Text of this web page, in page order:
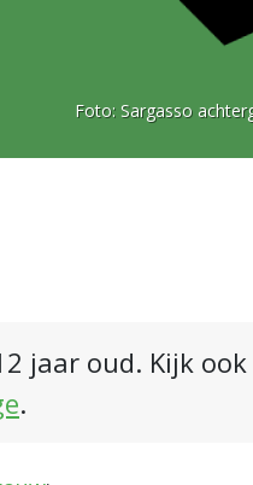
Foto: Sargasso
jaar oud. Kijk
.